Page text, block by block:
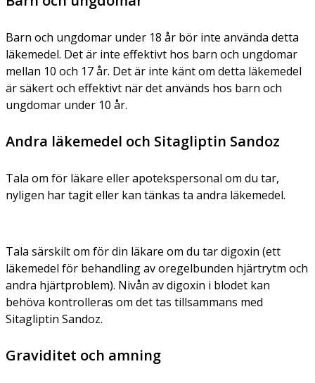
Barn och ungdomar under 18 år bör inte använda detta
läkemedel. Det är inte effektivt hos barn och ungdomar
mellan 10 och 17 år. Det är inte känt om detta läkemedel
är säkert och effektivt när det används hos barn och
ungdomar under 10 år.
Andra läkemedel och Sitagliptin Sandoz
Tala om för läkare eller apotekspersonal om du tar,
nyligen har tagit eller kan tänkas ta andra läkemedel.
Tala särskilt om för din läkare om du tar digoxin (ett
läkemedel för behandling av oregelbunden hjärtrytm och
andra hjärtproblem). Nivån av digoxin i blodet kan
behöva kontrolleras om det tas tillsammans med
Sitagliptin Sandoz.
Graviditet och amning